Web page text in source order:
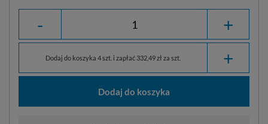
- +
Dodaj do koszyka 4 szt. i zapłać 332,49 zł za szt. +
Dodaj do koszyka